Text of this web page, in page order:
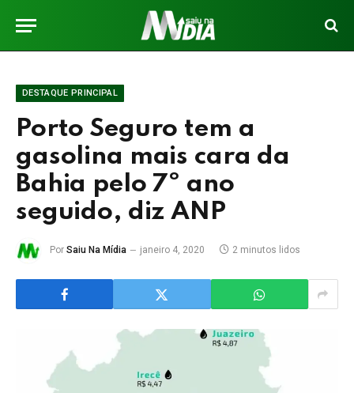
DESTAQUE PRINCIPAL
Porto Seguro tem a
gasolina mais cara da
Bahia pelo 7º ano
seguido, diz ANP
Por Saiu Na Mídia janeiro 4, 2020 2 minutos lidos